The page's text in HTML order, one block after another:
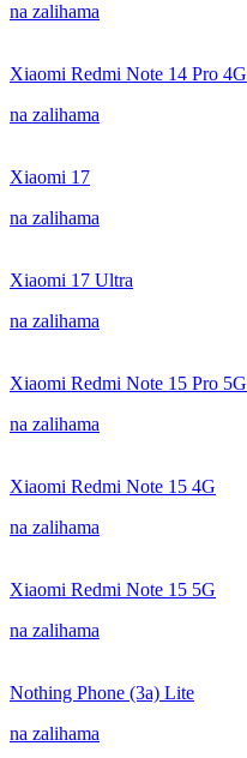
na zalihama
Xiaomi Redmi Note 14 Pro 4G
na zalihama
Xiaomi 17
na zalihama
Xiaomi 17 Ultra
na zalihama
Xiaomi Redmi Note 15 Pro 5G
na zalihama
Xiaomi Redmi Note 15 4G
na zalihama
Xiaomi Redmi Note 15 5G
na zalihama
Nothing Phone (3a) Lite
na zalihama